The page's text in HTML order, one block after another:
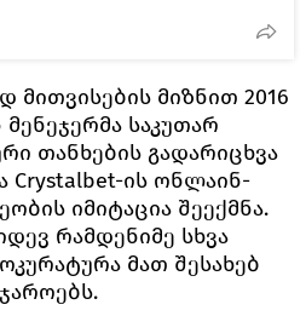
მიზნით 2016
საკუთარ
თანხების გადარიცხვა
Crystalbet-ის ონლაინ-
იმიტაცია შეექმნა.
რამდენიმე სხვა
მათ შესახებ